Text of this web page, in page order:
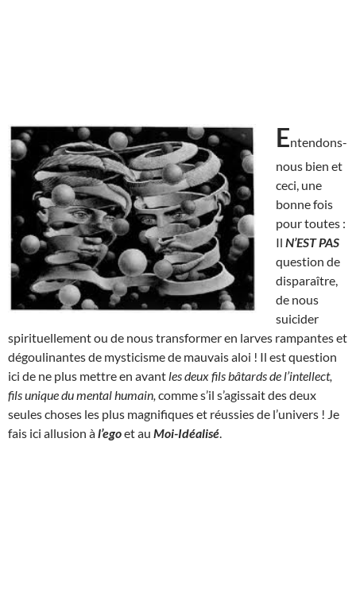
Entendons-
nous bien et
ceci, une
bonne fois
pour toutes :
Il N’EST PAS
question de
disparaître,
de nous
suicider
spirituellement ou de nous transformer en larves rampantes et
dégoulinantes de mysticisme de mauvais aloi ! Il est question
ici de ne plus mettre en avant les deux fils bâtards de l’intellect,
fils unique du mental humain, comme s’il s’agissait des deux
seules choses les plus magnifiques et réussies de l’univers ! Je
fais ici allusion àl’egoet au Moi-Idéalisé